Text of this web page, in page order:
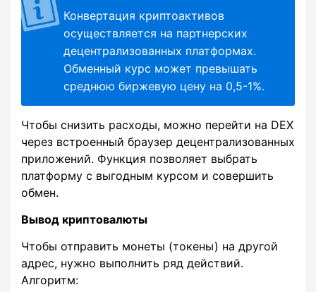
Конвертация криптоактивов
осуществляется на партнерских
децентрализованных платформах.
Обменный курс может превышать
среднюю биржевую цену на 0,5-1%.
Чтобы снизить расходы, можно перейти на DEX
через встроенный браузер децентрализованных
приложений. Функция позволяет выбрать
платформу с выгодным курсом и совершить
обмен.
Вывод криптовалюты
Чтобы отправить монеты (токены) на другой
адрес, нужно выполнить ряд действий.
Алгоритм: